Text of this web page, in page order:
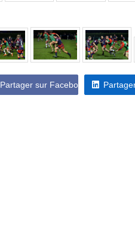
Partager sur Facebook